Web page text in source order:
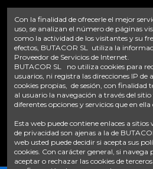
Enlaces
Inicio Sobre nosotros Contacte con
Política de privacidad
Tratamiento de
Términos y condiciones
Plazos de envío
Contáctanos
638 28 57 85
Con la finalidad de ofrecerle el mejor
uso, se analizan el número de páginas
como la actividad de los visitantes y su
efectos, BUTACOR SL utiliza la
Proveedor de Servicios de Internet.
BUTACOR SL no utiliza cookies para
usuarios, ni registra las direcciones IP de
cookies propias, de sesión, con finalidad
al usuario la navegación a través del
diferentes opciones y servicios que en ella
Esta web puede contiene enlaces a
de privacidad son ajenas a la de
web usted puede decidir si acepta sus
cookies. Con carácter general, si
aceptar o rechazar las cookies de